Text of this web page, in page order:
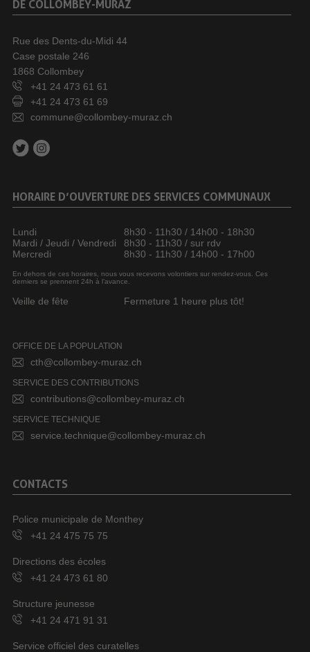
DE COLLOMBEY-MURAZ
Rue des Dents-du-Midi 44
Case postale 246
1868 Collombey
+41 24 473 61 61
+41 24 473 61 69
commune@collombey-muraz.ch
HORAIRE D’OUVERTURE DES SERVICES COMMUNAUX
Lundi
8h30 - 11h30 / 14h00 - 18h30
Mardi / Jeudi / Vendredi
8h30 - 11h30 / sur rdv
Mercredi
8h30 - 11h30 / 14h00 - 17h00
En dehors de ces horaires, nous vous recevons volontiers sur rendez-vous. Ces
derniers se prennent 24h à l’avance.
Veille de fête Fermeture 1 heure plus tôt!
OFFICE DE LA POPULATION
cth@collombey-muraz.ch
SERVICE DES CONTRIBUTIONS
contributions@collombey-muraz.ch
SERVICE TECHNIQUE
service.technique@collombey-muraz.ch
CONTACTS
Police municipale de Monthey
+41 24 475 75 75
Directions des écoles
+41 24 473 61 80
Structure jeunesse
+41 24 471 91 31
Service officiel des curatelles